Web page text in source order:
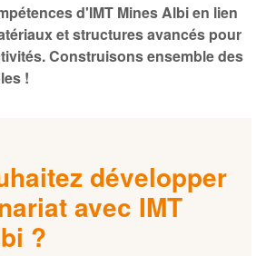
d'IMT Mines Albi en lien
et structures avancés pour
Construisons ensemble des
!
développer
avec IMT
?